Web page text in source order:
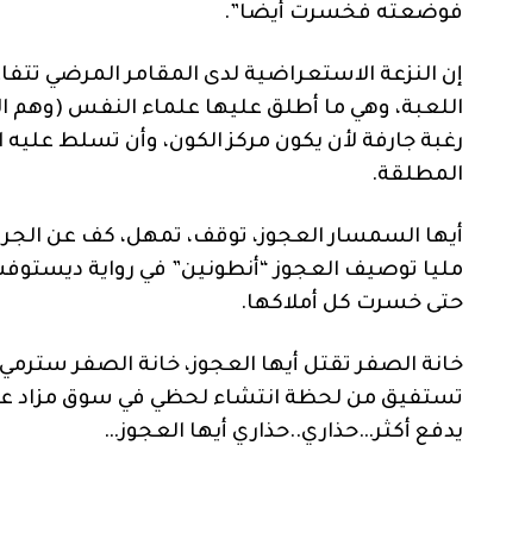
فوضعته فخسرت أيضا”.
إن النزعة الاستعراضية لدى المقامر المرضي
اللعبة، وهي ما أطلق عليها علماء النفس (وهم
رغبة جارفة لأن يكون مركز الكون، وأن تسلط
المطلقة.
أيها السمسار العجوز، توقف، تمهل، كف عن
مليا توصيف العجوز “أنطونين” في رواية
حتى خسرت كل أملاكها.
خانة الصفر تقتل أيها العجوز، خانة الصفر
تستفيق من لحظة انتشاء لحظي في سوق مزاد
يدفع أكثر…حذاري..حذاري أيها العجوز…